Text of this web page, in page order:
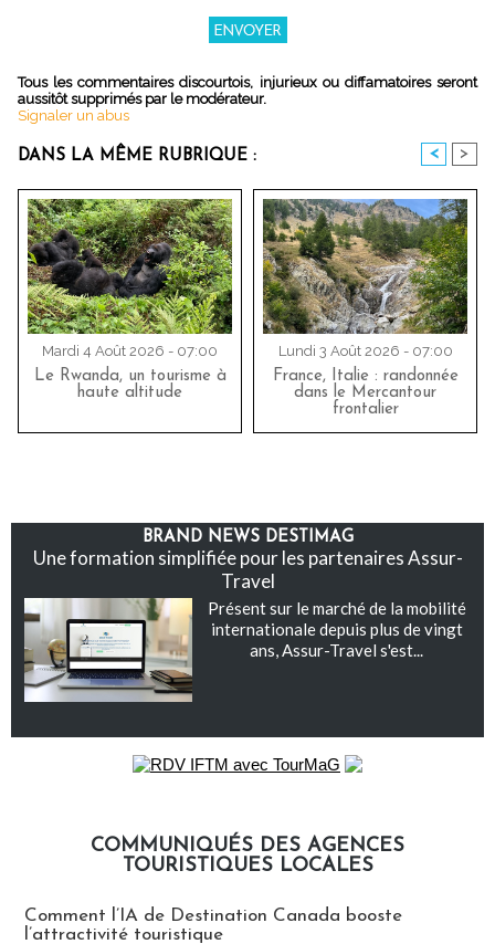
Tous les commentaires discourtois, injurieux ou diffamatoires seront
aussitôt supprimés par le modérateur.
Signaler un abus
DANS LA MÊME RUBRIQUE : < >
Mardi 4 Août 2026 - 07:00
Le Rwanda, un tourisme à
haute altitude
Lundi 3 Août 2026 - 07:00
France, Italie : randonnée
dans le Mercantour
frontalier
BRAND NEWS DESTIMAG
Une formation simplifiée pour les partenaires Assur-
Travel
Présent sur le marché de la mobilité
internationale depuis plus de vingt
ans, Assur-Travel s'est...
COMMUNIQUÉS DES AGENCES
TOURISTIQUES LOCALES
Comment l’IA de Destination Canada booste
l’attractivité touristique